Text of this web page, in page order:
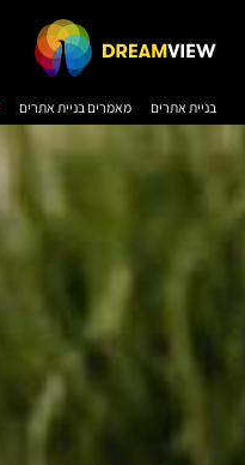
בניית אתרים מאמרים בניית אתרים